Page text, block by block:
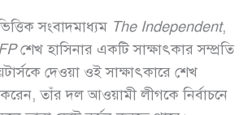
সংবাদমাধ্যম The Independent,
শেখ হাসিনার একটি সাক্ষাৎকার সম্প্রতি
দেওয়া ওই সাক্ষাৎকারে শেখ
তাঁর দল আওয়ামী লীগকে নির্বাচনে